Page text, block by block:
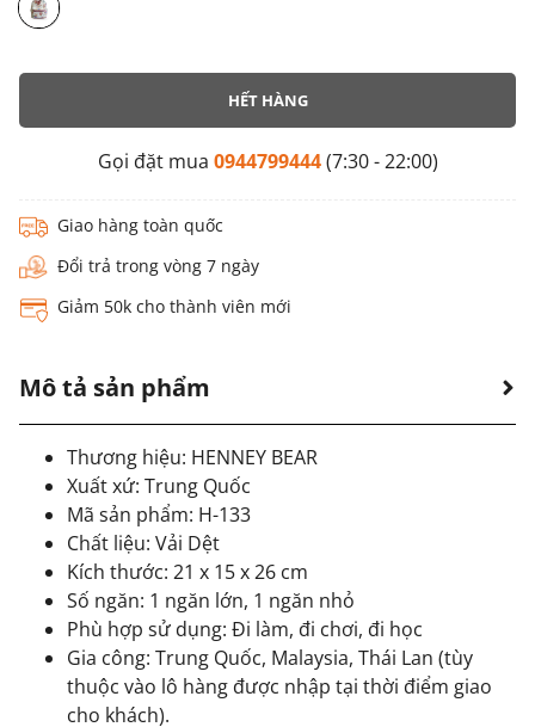
HẾT HÀNG
Gọi đặt mua 0944799444(7:30 - 22:00)
Giao hàng toàn quốc
Đổi trả trong vòng 7 ngày
Giảm 50k cho thành viên mới
Mô tả sản phẩm
Thương hiệu: HENNEY BEAR
Xuất xứ: Trung Quốc
Mã sản phẩm: H-133
Chất liệu: Vải Dệt
Kích thước: 21 x 15 x 26 cm
Số ngăn: 1 ngăn lớn, 1 ngăn nhỏ
Phù hợp sử dụng: Đi làm, đi chơi, đi học
Gia công: Trung Quốc, Malaysia, Thái Lan (tùy
thuộc vào lô hàng được nhập tại thời điểm giao
cho khách).